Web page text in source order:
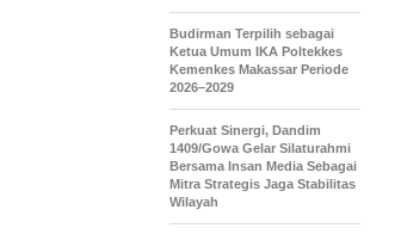
Budirman Terpilih sebagai
Ketua Umum IKA Poltekkes
Kemenkes Makassar Periode
2026–2029
Perkuat Sinergi, Dandim
1409/Gowa Gelar Silaturahmi
Bersama Insan Media Sebagai
Mitra Strategis Jaga Stabilitas
Wilayah